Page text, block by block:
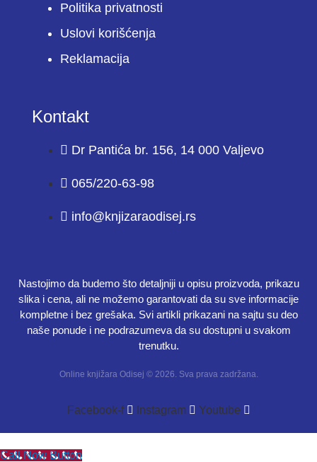
Politika privatnosti
Uslovi korišćenja
Reklamacija
Kontakt
Dr Pantića br. 156, 14 000 Valjevo
065/220-63-98
info@knjizaraodisej.rs
Nastojimo da budemo što detaljniji u opisu proizvoda, prikazu
slika i cena, ali ne možemo garantovati da su sve informacije
kompletne i bez grešaka. Svi artikli prikazani na sajtu su deo
naše ponude i ne podrazumeva da su dostupni u svakom
trenutku.
Online knjižara Odisej © 2026. Sva prava zadržana.
Facebook-f Instagram Youtube
Call Now Button